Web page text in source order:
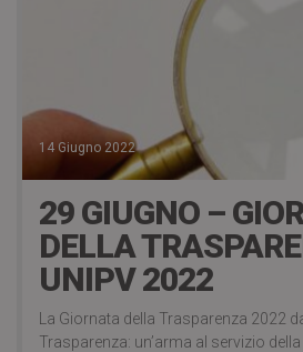
14 Giugno 2022
29 GIUGNO –
DELLA
UNIPV 2022
La Giornata della Trasparenza 2022
Trasparenza: un’arma al servizio della